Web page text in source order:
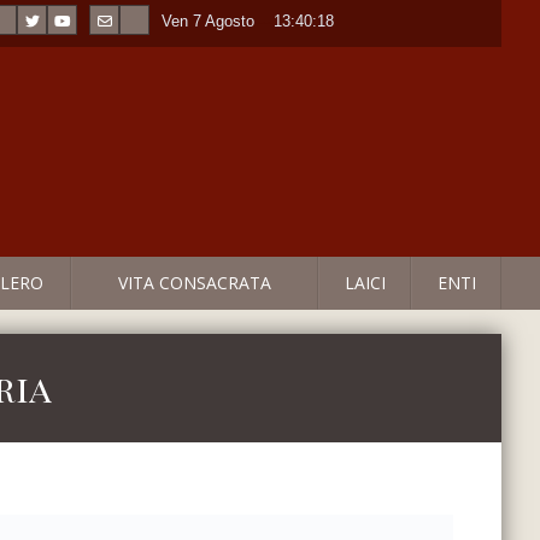
Ven 7 Agosto 13:40:18
VITA CONSACRATA LAICI ENTI